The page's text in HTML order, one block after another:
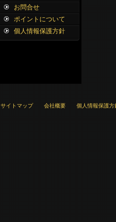
お問合せ
ポイントについて
個人情報保護方針
サイトマップ 会社概要 個人情報保護方